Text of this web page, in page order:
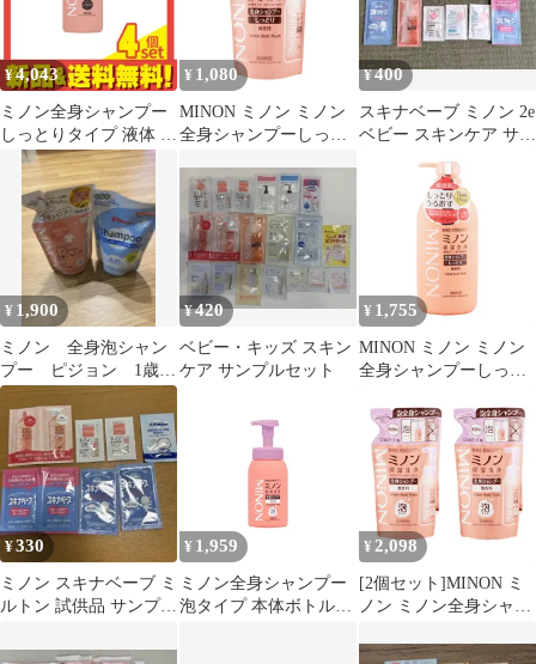
¥4,043
ミノン全身シャンプー
しっとりタイプ 液体 ボ
トル 120mL 4個セット
まとめ売り
¥ 1,080
MINON ミノン ミノン
全身シャンプーしっと
微香性 ボディケア ボデ
ィソープ 石けん シャン
プー[ネコポス]
¥400
スキナベーブ ミノン 2e
ベビー スキンケア サン
¥ 1,900
ミノン 全身泡シャン
プー ピジョン 1歳半
からのシャンプー 2個
セットまとめ売り
¥420
ベビー・キッズ スキン
ケア サンプルセット
¥ 1,755
MINON ミノン ミノン
全身シャンプーしっと
香性 ボディケア ボディ
ソープ ハンドソープ 石
けん [指定場所ダイレ
クト]
¥330
ミノン スキナベーブ ミ
ルトン 試供品 サンプル
¥ 1,959
ミノン全身シャンプー
泡タイプ 本体ボトル
¥ 2,098
[2個セット]MINON ミ
ノン ミノン全身シャン
400mL 無香料 ボディケ